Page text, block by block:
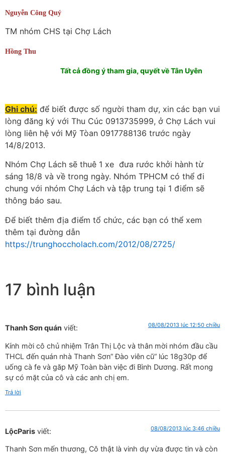
Nguyễn Công Quý
TM nhóm CHS tại Chợ Lách
Hồng Thu
Tất cả đồng ý tham gia, quyết về Tân Uyên
Ghi chú: để biết được số người tham dự, xin các bạn vui
lòng đăng ký với Thu Cúc 0913735999, ở Chợ Lách vui
lòng liên hệ với Mỹ Tòan 0917788136 trước ngày
14/8/2013.
Nhóm Chợ Lách sẽ thuê 1 xe đưa rước khởi hành từ
sáng 18/8 và về trong ngày. Nhóm TPHCM có thể đi
chung với nhóm Chợ Lách và tập trung tại 1 điểm sẽ
thông báo sau.
Để biết thêm địa điểm tổ chức, các bạn có thể xem
thêm tại đường dẫn
https://trunghoccholach.com/2012/08/2725/
17 bình luận
Thanh Sơn quán viết: 08/08/2013 lúc 12:50 chiều
Kính mời cô chủ nhiệm Trân Thị Lộc và thân mời nhóm đầu cầu
THCL đến quán nhà Thanh Sơn” Đào viên cũ” lúc 18g30p để
uống cà fe và găp Mỹ Toàn bàn việc đi Bình Dương. Rất mong
sự có mặt của cô và các anh chị em.
Trả lời
LộcParis viết: 08/08/2013 lúc 3:46 chiều
Thanh Sơn mến thương, Cô thật là vinh dự vừa được tin và còn